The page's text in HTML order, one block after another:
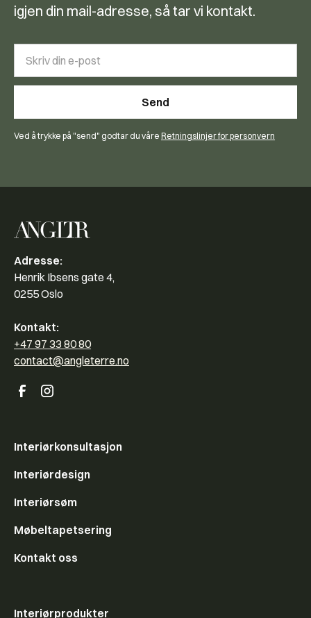
igjen din mail-adresse, så tar vi kontakt.
Ved å trykke på "send" godtar du våre Retningslinjer for personvern
Adresse:
Henrik Ibsens gate 4,
0255 Oslo
Kontakt:
+47 97 33 80 80
contact@angleterre.no
Interiørkonsultasjon
Interiørdesign
Interiørsøm
Møbeltapetsering
Kontakt oss
Interiørprodukter